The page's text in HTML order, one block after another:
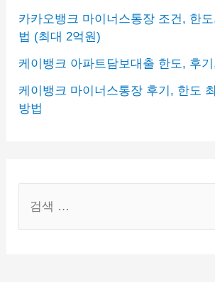
카카오뱅크 마이너스통장 조건, 한
법 (최대 2억원)
케이뱅크 아파트담보대출 한도, 후
케이뱅크 마이너스통장 후기, 한도
방법